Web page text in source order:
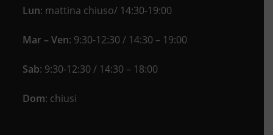
Lun: mattina chiuso/ 14:30-19:00
Mar – Ven: 9:30-12:30 / 14:30 – 19:00
Sab: 9:30-12:30 / 14:30 – 18:00
Dom: chiusi